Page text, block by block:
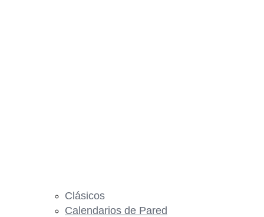
Clásicos
Calendarios de Pared